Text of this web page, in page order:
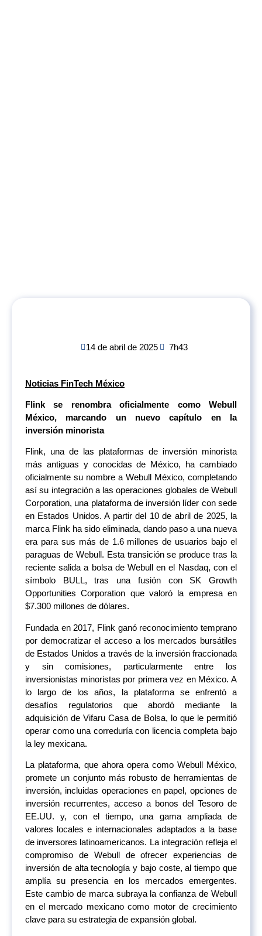
14 de abril de 2025 7h43
Noticias FinTech México
Flink se renombra oficialmente como Webull
México, marcando un nuevo capítulo en la
inversión minorista
Flink, una de las plataformas de inversión minorista
más antiguas y conocidas de México, ha cambiado
oficialmente su nombre a Webull México, completando
así su integración a las operaciones globales de Webull
Corporation, una plataforma de inversión líder con sede
en Estados Unidos. A partir del 10 de abril de 2025, la
marca Flink ha sido eliminada, dando paso a una nueva
era para sus más de 1.6 millones de usuarios bajo el
paraguas de Webull. Esta transición se produce tras la
reciente salida a bolsa de Webull en el Nasdaq, con el
símbolo BULL, tras una fusión con SK Growth
Opportunities Corporation que valoró la empresa en
$7.300 millones de dólares.
Fundada en 2017, Flink ganó reconocimiento temprano
por democratizar el acceso a los mercados bursátiles
de Estados Unidos a través de la inversión fraccionada
y sin comisiones, particularmente entre los
inversionistas minoristas por primera vez en México. A
lo largo de los años, la plataforma se enfrentó a
desafíos regulatorios que abordó mediante la
adquisición de Vifaru Casa de Bolsa, lo que le permitió
operar como una correduría con licencia completa bajo
la ley mexicana.
La plataforma, que ahora opera como Webull México,
promete un conjunto más robusto de herramientas de
inversión, incluidas operaciones en papel, opciones de
inversión recurrentes, acceso a bonos del Tesoro de
EE.UU. y, con el tiempo, una gama ampliada de
valores locales e internacionales adaptados a la base
de inversores latinoamericanos. La integración refleja el
compromiso de Webull de ofrecer experiencias de
inversión de alta tecnología y bajo coste, al tiempo que
amplía su presencia en los mercados emergentes.
Este cambio de marca subraya la confianza de Webull
en el mercado mexicano como motor de crecimiento
clave para su estrategia de expansión global.